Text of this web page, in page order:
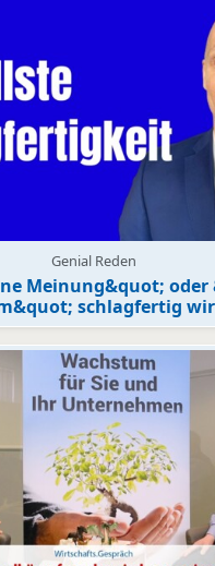
Genial Reden
Meinung&quot; oder
schlagfertig